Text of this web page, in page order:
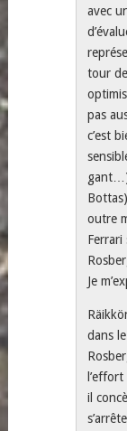
avec
tour
pas
c’est
outre
Ferrari
Je
dans
il